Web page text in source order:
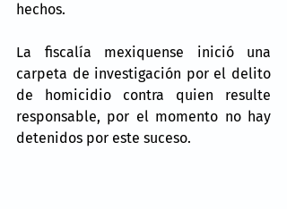
hechos.
La fiscalía mexiquense inició una
carpeta de investigación por el delito
de homicidio contra quien resulte
responsable, por el momento no hay
detenidos por este suceso.